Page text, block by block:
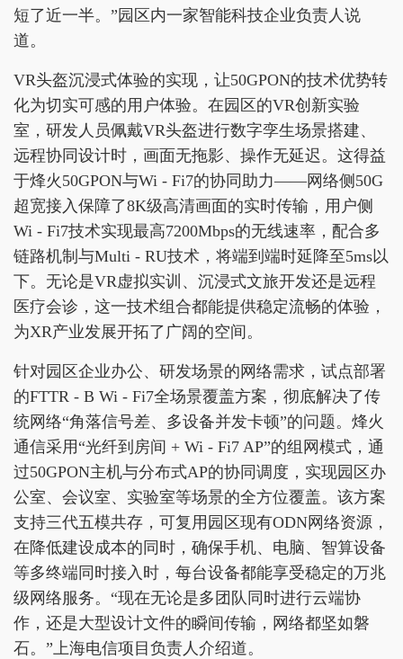
短了近一半。”园区内一家智能科技企业负责人说
道。
VR头盔沉浸式体验的实现，让50GPON的技术优势转
化为切实可感的用户体验。在园区的VR创新实验
室，研发人员佩戴VR头盔进行数字孪生场景搭建、
远程协同设计时，画面无拖影、操作无延迟。这得益
于烽火50GPON与Wi - Fi7的协同助力——网络侧50G
超宽接入保障了8K级高清画面的实时传输，用户侧
Wi - Fi7技术实现最高7200Mbps的无线速率，配合多
链路机制与Multi - RU技术，将端到端时延降至5ms以
下。无论是VR虚拟实训、沉浸式文旅开发还是远程
医疗会诊，这一技术组合都能提供稳定流畅的体验，
为XR产业发展开拓了广阔的空间。
针对园区企业办公、研发场景的网络需求，试点部署
的FTTR - B Wi - Fi7全场景覆盖方案，彻底解决了传
统网络“角落信号差、多设备并发卡顿”的问题。烽火
通信采用“光纤到房间 + Wi - Fi7 AP”的组网模式，通
过50GPON主机与分布式AP的协同调度，实现园区办
公室、会议室、实验室等场景的全方位覆盖。该方案
支持三代五模共存，可复用园区现有ODN网络资源，
在降低建设成本的同时，确保手机、电脑、智算设备
等多终端同时接入时，每台设备都能享受稳定的万兆
级网络服务。“现在无论是多团队同时进行云端协
作，还是大型设计文件的瞬间传输，网络都坚如磐
石。”上海电信项目负责人介绍道。